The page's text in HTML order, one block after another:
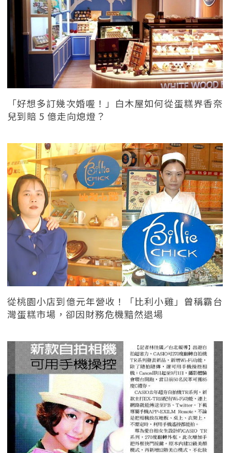
「好想多訂幾次婚喔！」白木屋如何從蛋糕界香奈
兒到賠 5 億走向熄燈？
從桃園小店到億元年營收！「比利小雞」曾稱霸台
灣蛋糕市場，卻因財務危機黯然退場